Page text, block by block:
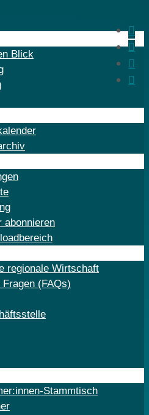
Blick
abonnieren
regionale Wirtschaft
(FAQs)
Stammtisch